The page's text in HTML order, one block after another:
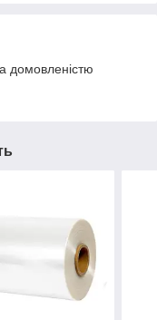
домовленістю